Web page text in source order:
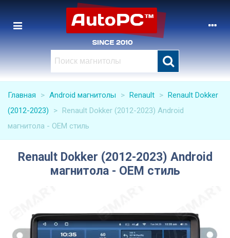
Главная > Android магнитолы > Renault > Renault Dokker
(2012-2023)
> Renault Dokker (2012-2023) Android
магнитола - OEM стиль
Renault Dokker (2012-2023) Android
магнитола - OEM стиль